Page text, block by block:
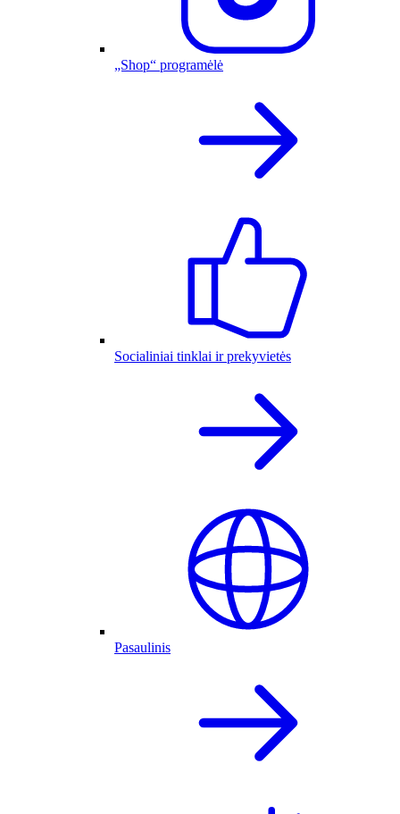
„Shop“ programėlė
Socialiniai tinklai ir prekyvietės
Pasaulinis